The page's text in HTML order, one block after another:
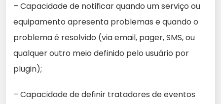
– Capacidade de notificar quando um serviço ou
equipamento apresenta problemas e quando o
problema é resolvido (via email, pager, SMS, ou
qualquer outro meio definido pelo usuário por
plugin);
– Capacidade de definir tratadores de eventos